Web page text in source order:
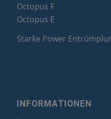
Octopus F
Octopus E
Starke Power
INFORMATIONEN